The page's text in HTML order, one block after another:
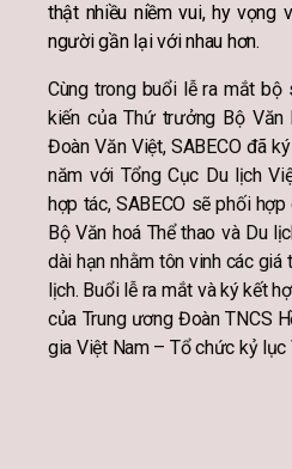
thật nhiều niềm vui, hy vọng
người gần lại với nhau hơn.
Cùng trong buổi lễ ra mắt
kiến của Thứ trưởng Bộ Văn
Đoàn Văn Việt, SABECO đã
năm với Tổng Cục Du lịch
hợp tác, SABECO sẽ phối
Bộ Văn hoá Thể thao và Du
dài hạn nhằm tôn vinh các giá
lịch. Buổi lễ ra mắt và ký kết
của Trung ương Đoàn TNCS
gia Việt Nam – Tổ chức kỷ